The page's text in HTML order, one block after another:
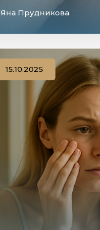
Яна Прудникова
15.10.2025